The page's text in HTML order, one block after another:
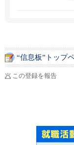
“信息板”トップ
この登録を報告